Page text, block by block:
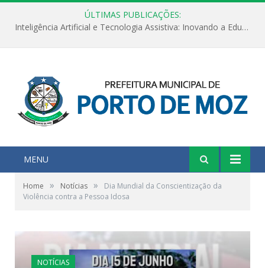
ÚLTIMAS PUBLICAÇÕES:
Inteligência Artificial e Tecnologia Assistiva: Inovando a Educação Especial e Inclusiva
MENU
Home » Notícias »
Dia Mundial da Conscientização da
Violência contra a Pessoa Idosa
NOTÍCIAS